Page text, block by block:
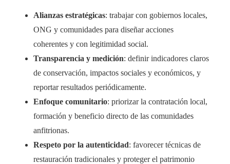
Alianzas estratégicas: trabajar con gobiernos locales,
ONG y comunidades para diseñar acciones
coherentes y con legitimidad social.
Transparencia y medición: definir indicadores claros
de conservación, impactos sociales y económicos, y
reportar resultados periódicamente.
Enfoque comunitario: priorizar la contratación local,
formación y beneficio directo de las comunidades
anfitrionas.
Respeto por la autenticidad: favorecer técnicas de
restauración tradicionales y proteger el patrimonio